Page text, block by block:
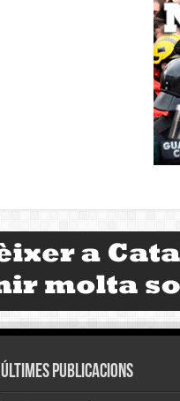
Últimes publicacions